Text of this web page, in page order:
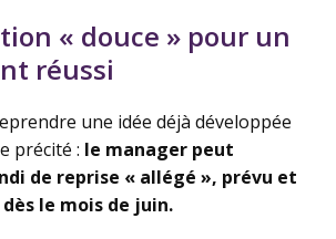
« douce » pour un
réussi
une idée déjà développée
précité : le manager peut
de reprise « allégé », prévu et
le mois de juin.